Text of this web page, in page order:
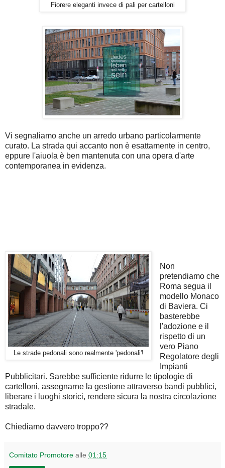
Fiorere eleganti invece di pali per cartelloni
Vi segnaliamo anche un arredo urbano particolarmente
curato. La strada qui accanto non è esattamente in centro,
eppure l'aiuola è ben mantenuta con una opera d'arte
contemporanea in evidenza.
Le strade pedonali sono realmente 'pedonali'!
Non
pretendiamo che
Roma segua il
modello Monaco
di Baviera. Ci
basterebbe
l'adozione e il
rispetto di un
vero Piano
Regolatore degli
Impianti
Pubblicitari. Sarebbe sufficiente ridurre le tipologie di
cartelloni, assegnarne la gestione attraverso bandi pubblici,
liberare i luoghi storici, rendere sicura la nostra circolazione
stradale.
Chiediamo davvero troppo??
Comitato Promotore alle 01:15